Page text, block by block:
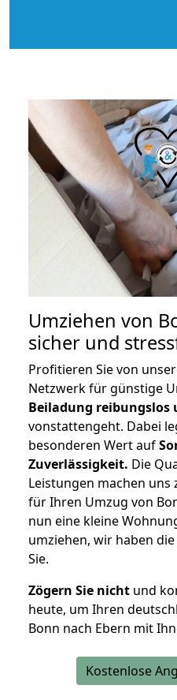
Umziehen von
sicher und
Profitieren Sie von
Netzwerk für günstige
Beiladung reibungslos
vonstattengeht. Dabei
besonderen Wert auf
Zuverlässigkeit. Die
Leistungen machen
für Ihren Umzug von
nun eine kleine
umziehen, wir haben
Sie.
Zögern Sie nicht und
heute, um Ihren
Bonn nach Ebern mit
Kostenlose